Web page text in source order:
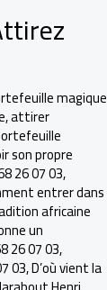
magique
,attirer
son propre
26 07 03,
entrer dans
africaine
un
26 07 03,
03,D’où vient la